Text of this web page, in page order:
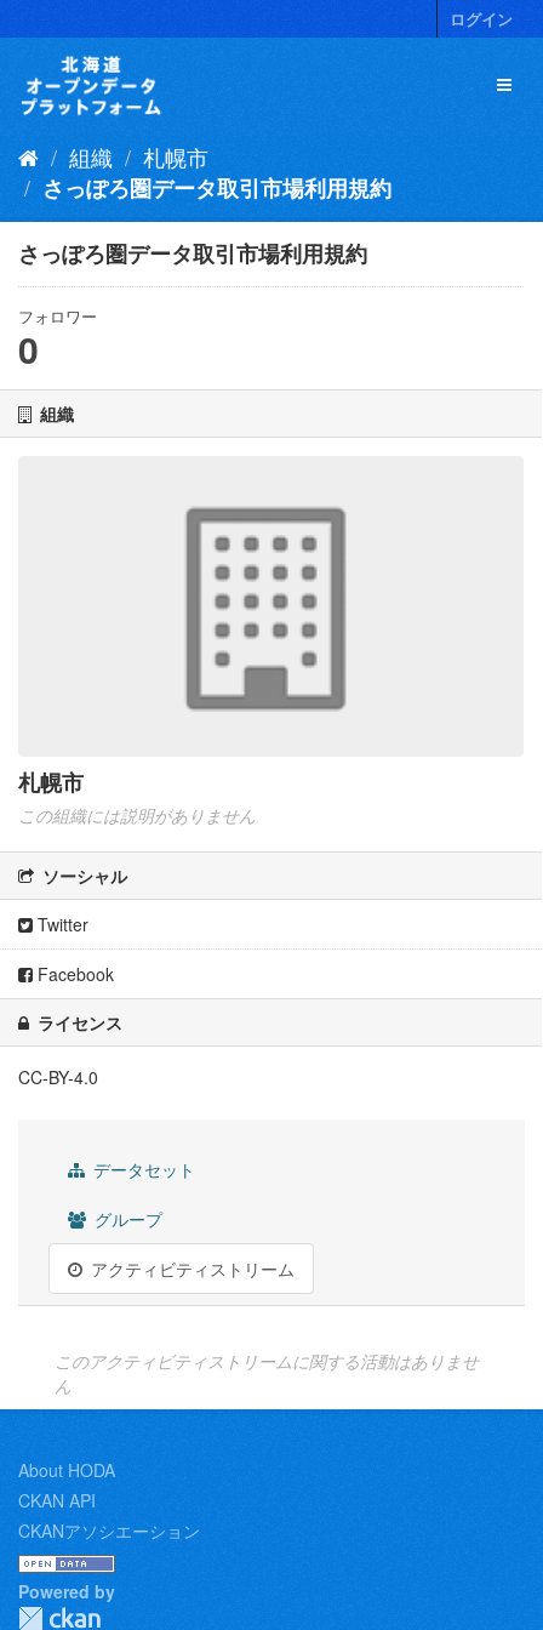
キ
ログイン
組織
札幌市
さっぽろ圏データ取引市場利用規約
さっぽろ圏データ取引市場利用規約
フォロワー
0
組織
札幌市
この組織には説明がありません
ソーシャル
Twitter
Facebook
ライセンス
CC-BY-4.0
データセット
グループ
アクティビティストリーム
このアクティビティストリームに関する活動はありませ
ん
About HODA
CKAN API
CKANアソシエーション
Powered by